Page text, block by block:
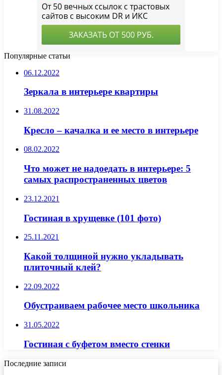
Популярные статьи
06.12.2022
Зеркала в интерьере квартиры
31.08.2022
Кресло – качалка и ее место в интерьере
08.02.2022
Что может не надоедать в интерьере: 5
самых распространенных цветов
23.12.2021
Гостиная в хрущевке (101 фото)
25.11.2021
Какой толщиной нужно укладывать
плиточный клей?
22.09.2022
Обустраиваем рабочее место школьника
31.05.2022
Гостиная с буфетом вместо стенки
Последние записи